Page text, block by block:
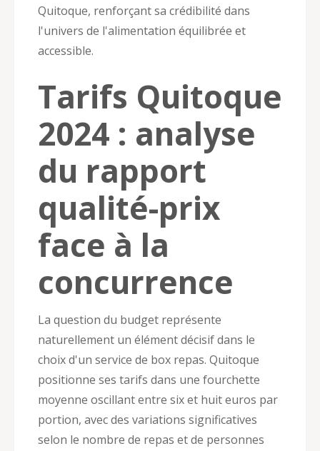
Quitoque, renforçant sa crédibilité dans
l'univers de l'alimentation équilibrée et
accessible.
Tarifs Quitoque
2024 : analyse
du rapport
qualité-prix
face à la
concurrence
La question du budget représente
naturellement un élément décisif dans le
choix d'un service de box repas. Quitoque
positionne ses tarifs dans une fourchette
moyenne oscillant entre six et huit euros par
portion, avec des variations significatives
selon le nombre de repas et de personnes